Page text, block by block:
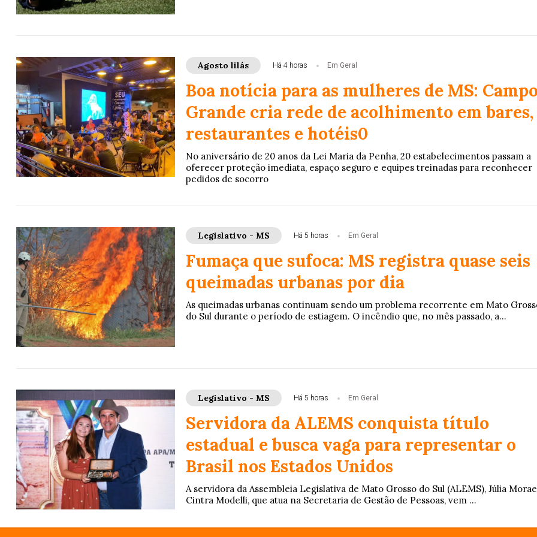
Agosto lilás Há 4 horas Em Geral
Boa notícia para as mulheres de MS:
Grande cria rede de acolhimento em bares,
restaurantes e hotéis0
No aniversário de 20 anos da Lei Maria da Penha, 20 estabelecimentos passam a
oferecer proteção imediata, espaço seguro e equipes treinadas para reconhecer
pedidos de socorro
Legislativo - MS Há 5 horas Em Geral
Fumaça que sufoca: MS registra quase seis
queimadas urbanas por dia
As queimadas urbanas continuam sendo um problema recorrente em Mato
do Sul durante o período de estiagem. O incêndio que, no mês passado, a...
Legislativo - MS Há 5 horas Em Geral
Servidora da ALEMS conquista título
estadual e busca vaga para representar o
Brasil nos Estados Unidos
A servidora da Assembleia Legislativa de Mato Grosso do Sul (ALEMS), Júlia
Cintra Modelli, que atua na Secretaria de Gestão de Pessoas, vem ...